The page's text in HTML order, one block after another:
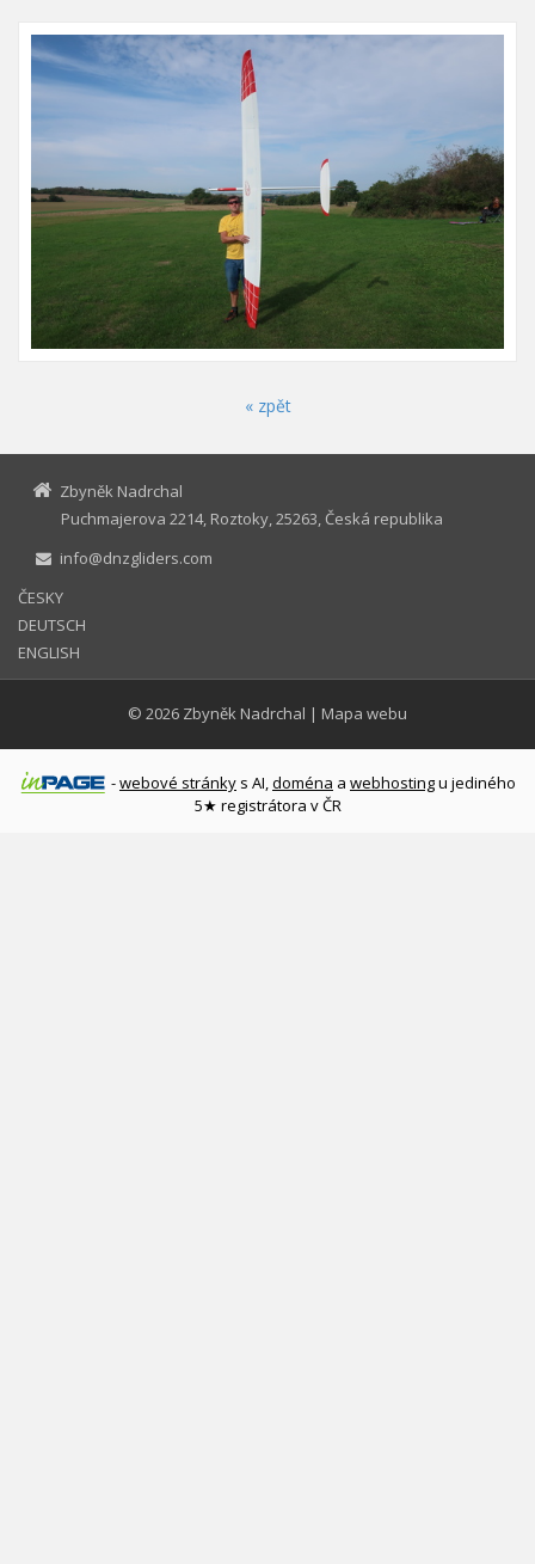
« zpět
Zbyněk Nadrchal
Puchmajerova 2214, Roztoky, 25263, Česká republika
info@dnzgliders.com
ČESKY
DEUTSCH
ENGLISH
© 2026 Zbyněk Nadrchal | Mapa webu
-webové stránky s AI, doména a webhostingu jediného
5★ registrátora v ČR